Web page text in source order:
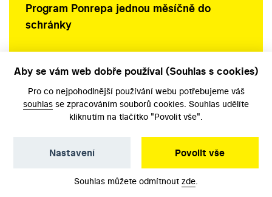
Program Ponrepa jednou měsíčně do
schránky
Aby se vám web dobře používal (Souhlas s cookies)
Pro co nejpohodlnější používání webu potřebujeme váš
souhlas se zpracováním souborů cookies. Souhlas udělíte
kliknutím na tlačítko "Povolit vše".
Povolit vše
Nastavení
Souhlas můžete odmítnout zde